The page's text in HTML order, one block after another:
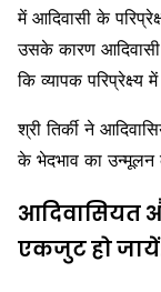
में आदिवासी के
उसके कारण
कि व्यापक
श्री तिर्की ने
के भेदभाव का उन्मूलन
आदिवासियत
एकजुट हो